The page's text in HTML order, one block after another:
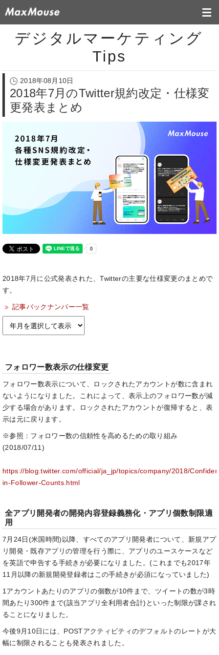
デジタルマーケティング
Tips
2018年08月10日
2018年7月のTwitter規約改定・仕様変
更発表まとめ
2018年7月に公式発表された、Twitterの主要な仕様変更のまとめで
す。
記事バックナンバー一覧
フォロワー数表示の仕様変更
フォロワー数表示について、ロックされたアカウントが数に含まれ
ないようになりました。これによって、表示上のフォロワー数が減
少する場合があります。ロックされたアカウントが復帰すると、表
示は元に戻ります。
※参照：フォロワー数の信頼性を高めるための取り組み
(2018/07/11)
https://blog.twitter.com/official/ja_jp/topics/company/2018/
in-Follower-Counts.html
全アプリ開発者の開発内容登録義務化・アプリ個数制限適
用
7月24日(米国時間)以降、すべてのアプリ開発者について、新規アプ
リ開発・既存アプリの管理を行う際に、アプリのユースケースなど
を英語で申告する手続きが必要になりました。(これまでも2017年
11月以降の新規開発登録者はこの手続きが必須になっていました)
1アカウントあたりのアプリの個数が10件まで、ツイートの数が3時
間あたり300件まで(該当アプリ全利用者合計)といった制限が課され
ることになりました。
今後9月10日には、POSTアクティビティのデフォルトのレートが大
幅に制限されることも発表されました。